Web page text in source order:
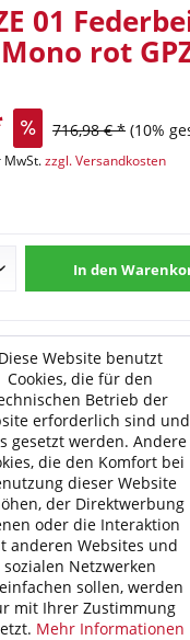
01
rot
716,98 € * (10%
MwSt.zzgl. Versandkosten
In den
Fragen zum Artikel?
BI-K0008-XZE01
ab € 60,- Bestellwert
mit mehr als
Garantie
Diese Website benutzt
Cookies, die für den
Betrieb der
erforderlich sind und
gesetzt werden. Andere
die den Komfort bei
dieser Website
der Direktwerbung
oder die Interaktion
anderen Websites und
sozialen Netzwerken
sollen, werden
mit Ihrer Zustimmung
Mehr Informationen